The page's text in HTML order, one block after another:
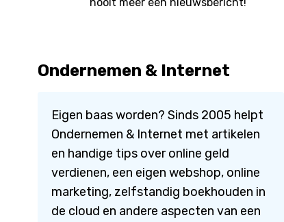
Ondernemen & Internet
Eigen baas worden? Sinds 2005 helpt
Ondernemen & Internet met artikelen
en handige tips over online geld
verdienen, een eigen webshop, online
marketing, zelfstandig boekhouden in
de cloud en andere aspecten van een